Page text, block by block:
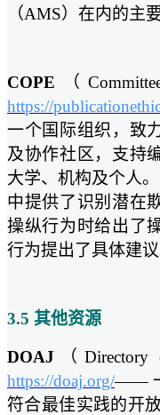
（AMS）在内的主
COPE （
https://
一个国际组织，致
及协作社区，支持
大学、机构及个人
中提供了识别潜在
操纵行为时给出了
行为提出了具体建议
3.5 其他资源
DOAJ （Directory
https://doaj.org/——
符合最佳实践的开